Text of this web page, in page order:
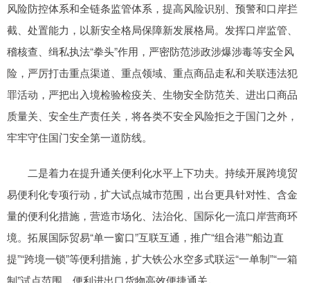
风险防控体系和全链条监管体系，提高风险识别、预警和口岸拦
截、处置能力，以新安全格局保障新发展格局。发挥口岸监管、
稽核查、缉私执法“拳头”作用，严密防范涉政涉爆涉毒等安全风
险，严厉打击重点渠道、重点领域、重点商品走私和关联违法犯
罪活动，严把出入境检验检疫关、生物安全防范关、进出口商品
质量关、安全生产责任关，将各类不安全风险拒之于国门之外，
牢牢守住国门安全第一道防线。
二是着力在提升通关便利化水平上下功夫。持续开展跨境贸
易便利化专项行动，扩大试点城市范围，出台更具针对性、含金
量的便利化措施，营造市场化、法治化、国际化一流口岸营商环
境。拓展国际贸易“单一窗口”互联互通，推广“组合港”“船边直
提”“跨境一锁”等便利措施，扩大铁公水空多式联运“一单制”“一箱